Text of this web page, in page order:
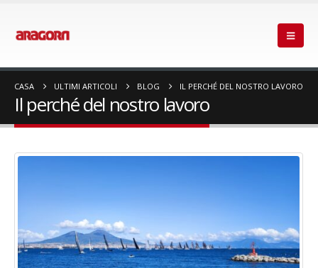
CASA ULTIMI ARTICOLI BLOG IL PERCHÉ DEL NOSTRO LAVORO
Il perché del nostro lavoro